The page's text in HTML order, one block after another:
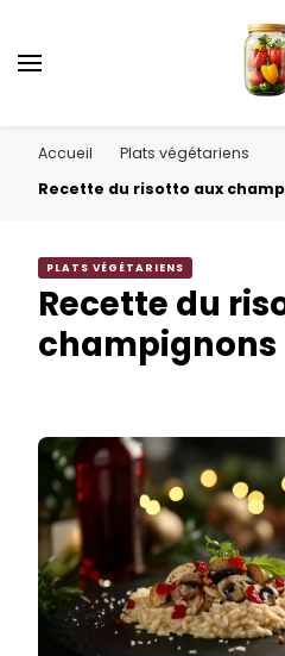
Accueil
Plats végétariens
Recette du risotto aux
PLATS VÉGÉTARIENS
Recette du
champignons